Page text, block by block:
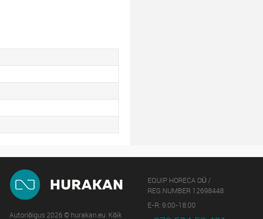
Autoriõigus 2026 © hurakan.eu. Kõik
EQUIP HORECA OÜ /
REG.NUMBER 12698448
E-R: 9:00-18:00